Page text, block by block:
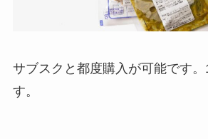
サブスクと都度購入が可能です
す。